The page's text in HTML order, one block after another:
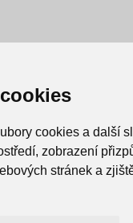
cookies a další
zobrazení
stránek a